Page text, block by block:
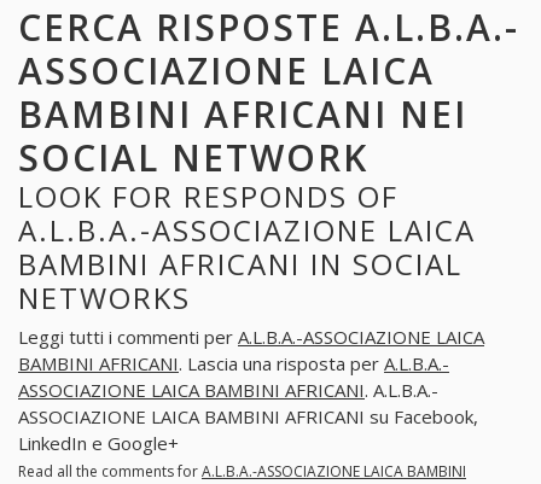
CERCA RISPOSTE A.L.B.A.-
ASSOCIAZIONE LAICA
BAMBINI AFRICANI NEI
SOCIAL NETWORK
LOOK FOR RESPONDS OF
A.L.B.A.-ASSOCIAZIONE LAICA
BAMBINI AFRICANI IN SOCIAL
NETWORKS
Leggi tutti i commenti per A.L.B.A.-ASSOCIAZIONE LAICA
BAMBINI AFRICANI. Lascia una risposta per A.L.B.A.-
ASSOCIAZIONE LAICA BAMBINI AFRICANI. A.L.B.A.-
ASSOCIAZIONE LAICA BAMBINI AFRICANI su Facebook,
LinkedIn e Google+
Read all the comments forA.L.B.A.-ASSOCIAZIONE LAICA BAMBINI